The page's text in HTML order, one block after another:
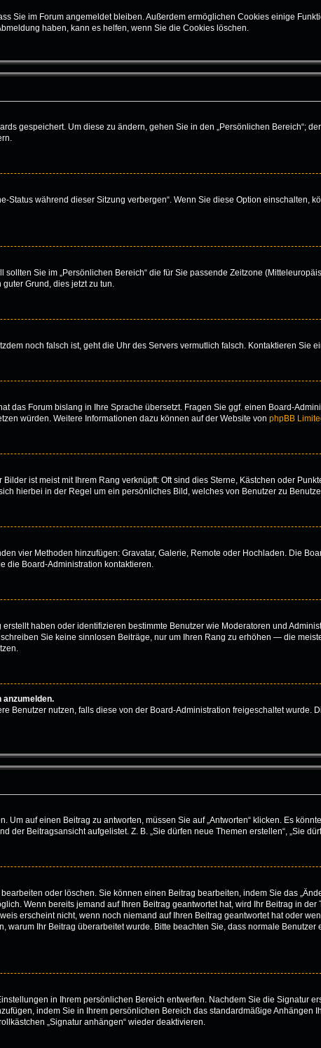
Sie im Forum angemeldet bleiben. Außerdem ermöglichen Cookies einige
haben, kann es helfen, wenn Sie die Cookies löschen.
gespeichert. Um diese zu ändern, gehen Sie in den „Persönlichen Bereich“;
während dieser Sitzung verbergen“. Wenn Sie diese Option einschalten,
Sie im „Persönlichen Bereich“ die für Sie passende Zeitzone
Grund, dies jetzt zu tun.
noch falsch ist, geht die Uhr des Servers vermutlich falsch. Kontaktieren Sie
das Forum bislang in Ihre Sprache übersetzt. Fragen Sie ggf. einen Board-
würden. Weitere Informationen dazu können auf der Website von phpBB
ist meist mit Ihrem Rang verknüpft: Oft sind dies Sterne, Kästchen oder
hierbei in der Regel um ein persönliches Bild, welches von Benutzer zu
vier Methoden hinzufügen: Gravatar, Galerie, Remote oder Hochladen. Die
die Board-Administration kontaktieren.
haben oder identifizieren bestimmte Benutzer wie Moderatoren und
Sie keine sinnlosen Beiträge, nur um Ihren Rang zu erhöhen — die
anzumelden.
Benutzer nutzen, falls diese von der Board-Administration freigeschaltet wurde.
Um auf einen Beitrag zu antworten, müssen Sie auf „Antworten“ klicken. Es
Beitragsansicht aufgelistet. Z. B. „Sie dürfen neue Themen erstellen“, „Sie
oder löschen. Sie können einen Beitrag bearbeiten, indem Sie das
Wenn bereits jemand auf Ihren Beitrag geantwortet hat, wird Ihr Beitrag in
erscheint nicht, wenn noch niemand auf Ihren Beitrag geantwortet hat oder
Ihr Beitrag überarbeitet wurde. Bitte beachten Sie, dass normale
in Ihrem persönlichen Bereich entwerfen. Nachdem Sie die Signatur
indem Sie in Ihrem persönlichen Bereich das standardmäßige Anhängen
„Signatur anhängen“ wieder deaktivieren.